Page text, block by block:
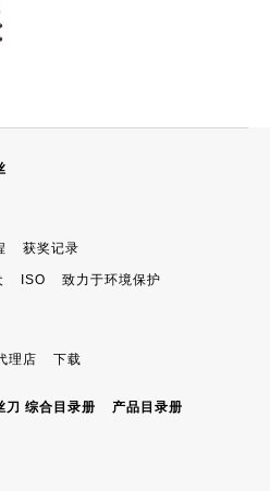
获奖记录
ISO 致力于环境保护
理店 下载
刀 综合目录册 产品目录册